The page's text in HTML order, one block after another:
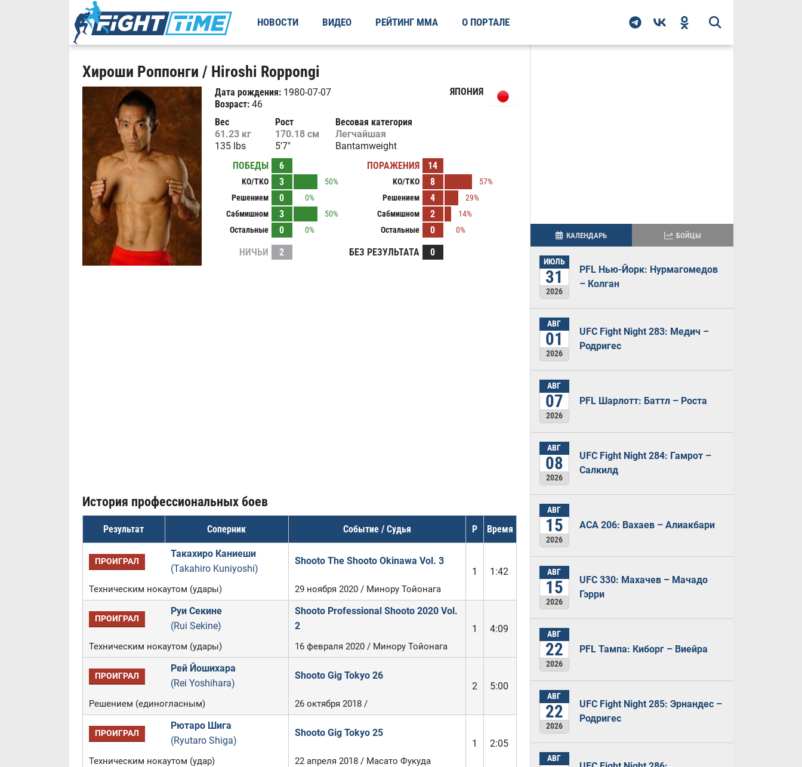
НОВОСТИ ВИДЕО РЕЙТИНГ ММА О ПОРТАЛЕ
Хироши Роппонги / Hiroshi Roppongi
Дата рождения:1980-07-07
Возраст:46
ЯПОНИЯ
Вес
61.23 кг
135 lbs
Рост
170.18 см
5'7"
Весовая категория
Легчайшая
Bantamweight
ПОБЕДЫ
6
KO/TKO 3
50%
Решением
0
0%
Сабмишном
3
50%
Остальные
0 0%
ПОРАЖЕНИЯ 14
KO/TKO 8
57%
Решением
4
29%
Сабмишном
2
14%
Остальные
0 0%
НИЧЬИ 2 БЕЗ РЕЗУЛЬТАТА 0
История профессиональных боев
Результат Соперник Событие / Судья Р Время
ПРОИГРАЛ
Такахиро Каниеши
(Takahiro Kuniyoshi)
Shooto The Shooto Okinawa Vol. 3
1
1:42
Техническим нокаутом (удары) 29 ноября 2020 / Минору Тойонага
ПРОИГРАЛ
Руи Секине
(Rui Sekine)
Shooto Professional Shooto 2020 Vol.
2
1 4:09
Техническим нокаутом (удары) 16 февраля 2020 / Минору Тойонага
ПРОИГРАЛ
Рей Йошихара
(Rei Yoshihara)
Shooto Gig Tokyo 26
2
5:00
Решением (единогласным) 26 октября 2018 /
ПРОИГРАЛ
Рютаро Шига
(Ryutaro Shiga)
Shooto Gig Tokyo 25
1
2:05
Техническим нокаутом (удар) 22 апреля 2018 / Масато Фукуда
КАЛЕНДАРЬ БОЙЦЫ
ИЮЛЬ
31
2026
PFL Нью-Йорк: Нурмагомедов
– Колган
АВГ
01
2026
UFC Fight Night 283: Медич –
Родригес
АВГ
07
2026
PFL Шарлотт: Баттл – Роста
АВГ
08
2026
UFC Fight Night 284: Гамрот –
Салкилд
АВГ
15
2026
ACA 206: Вахаев – Алиакбари
АВГ
15
2026
UFC 330: Махачев – Мачадо
Гэрри
АВГ
22
2026
PFL Тампа: Киборг – Виейра
АВГ
22
2026
UFC Fight Night 285: Эрнандес –
Родригес
АВГ